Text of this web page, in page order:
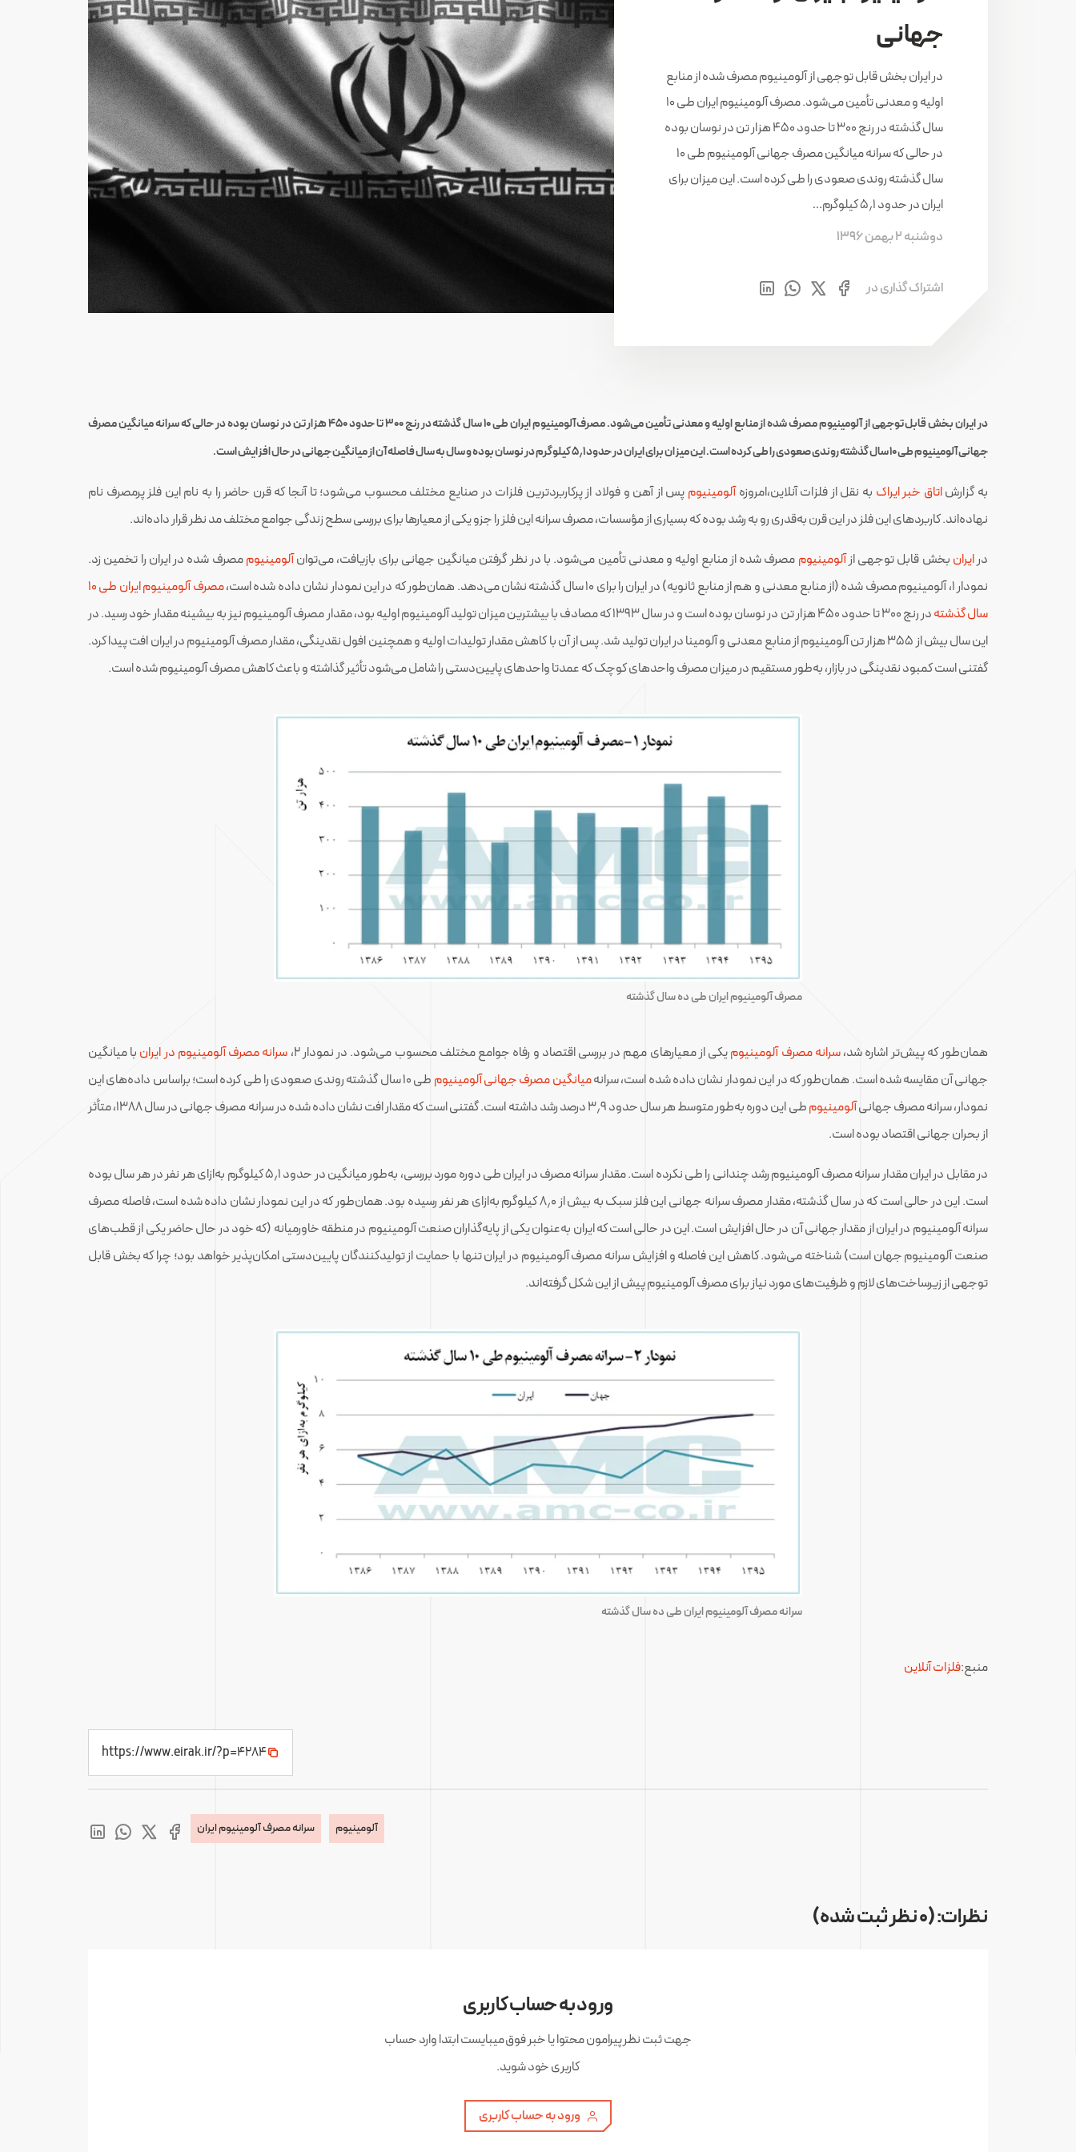
جهانی
در ایران بخش قابل توجهی از آلومینیوم مصرف شده از منابع
اولیه و معدنی تأمین می‌شود. مصرف آلومینیوم ایران طی ۱۰
سال گذشته در رنج ۳۰۰ تا حدود ۴۵۰ هزار تن در نوسان بوده
در حالی که سرانه میانگین مصرف جهانی آلومینیوم طی ۱۰
سال گذشته روندی صعودی را طی کرده است. این میزان برای
ایران در حدود ۵٫۱ کیلوگرم…
دوشنبه 2 بهمن 1396
اشتراک گذاری در
در ایران بخش قابل توجهی از آلومینیوم مصرف شده از منابع اولیه و معدنی تأمین می‌شود. مصرف آلومینیوم ایران طی ۱۰ سال گذشته در رنج ۳۰۰ تا حدود ۴۵۰ هزار تن در نوسان بوده در حالی که سرانه میانگین مصرف
جهانی آلومینیوم طی ۱۰ سال گذشته روندی صعودی را طی کرده است. این میزان برای ایران در حدود ۵٫۱ کیلوگرم در نوسان بوده و سال به سال فاصله آن از میانگین جهانی در حال افزایش است.
به گزارشاتاق خبر ایراک به نقل از فلزات آنلاین،امروزهآلومینیوم پس از آهن و فولاد از پرکاربردترین فلزات در صنایع مختلف محسوب می‌شود؛ تا آنجا که قرن حاضر را به نام این فلز پرمصرف نام
نهاده‌اند. کاربردهای این فلز در این قرن به‌قدری رو به رشد بوده که بسیاری از مؤسسات، مصرف سرانه این فلز را جزو یکی از معیارها برای بررسی سطح زندگی جوامع مختلف مد نظر قرار داده‌اند.
درایران بخش قابل توجهی ازآلومینیوم مصرف شده از منابع اولیه و معدنی تأمین می‌شود. با در نظر گرفتن میانگین جهانی برای بازیافت، می‌توانآلومینیوممصرف شده در ایران را تخمین زد.
نمودار ۱، آلومینیوم مصرف شده (از منابع معدنی و هم از منابع ثانویه) در ایران را برای ۱۰ سال گذشته نشان می‌دهد. همان‌طور که در این نمودار نشان داده شده است،
مصرف آلومینیوم ایران طی ۱۰
سال گذشته
در رنج ۳۰۰ تا حدود ۴۵۰ هزار تن در نوسان بوده است و در سال ۱۳۹۳ که مصادف با بیشترین میزان تولید آلومینیوم اولیه بود، مقدار مصرف آلومینیوم نیز به بیشینه مقدار خود رسید. در
این سال بیش از ۳۵۵ هزار تن آلومینیوم از منابع معدنی و آلومینا در ایران تولید شد. پس از آن با کاهش مقدار تولیدات اولیه و همچنین افول نقدینگی، مقدار مصرف آلومینیوم در ایران افت پیدا کرد.
گفتنی است کمبود نقدینگی در بازار، به‌طور مستقیم در میزان مصرف واحدهای کوچک که عمدتا واحدهای پایین‌دستی را شامل می‌شود تأثیر گذاشته و باعث کاهش مصرف آلومینیوم شده است.
مصرف آلومینیوم ایران طی ده سال گذشته
همان‌طور که پیش‌تر اشاره شد،سرانه مصرف آلومینیومیکی از معیارهای مهم در بررسی اقتصاد و رفاه جوامع مختلف محسوب می‌شود. در نمودار ۲، سرانه مصرف آلومینیوم در ایران با میانگین
جهانی آن مقایسه شده است. همان‌طور که در این نمودار نشان داده شده است، سرانهمیانگین مصرف جهانی آلومینیوم
طی ۱۰ سال گذشته روندی صعودی را طی کرده است؛ براساس داده‌های این
نمودار، سرانه مصرف جهانیآلومینیوم
طی این دوره به‌طور متوسط هر سال حدود ۳٫۹ درصد رشد داشته است. گفتنی است که مقدار افت نشان داده شده در سرانه مصرف جهانی در سال ۱۳۸۸، متأثر
از بحران جهانی اقتصاد بوده است.
در مقابل در ایران مقدار سرانه مصرف آلومینیوم رشد چندانی را طی نکرده است. مقدار سرانه مصرف در ایران طی دوره مورد بررسی، به‌طور میانگین در حدود ۵٫۱ کیلوگرم به‌ازای هر نفر در هر سال بوده
است. این در حالی است که در سال گذشته، مقدار مصرف سرانه جهانی این فلز سبک به بیش از ۸٫۰ کیلوگرم به‌ازای هر نفر رسیده بود. همان‌طور که در این نمودار نشان داده شده است، فاصله مصرف
سرانه آلومینیوم در ایران از مقدار جهانی آن در حال افزایش است. این در حالی است که ایران به‌عنوان یکی از پایه‌گذاران صنعت آلومینیوم در منطقه خاورمیانه (که خود در حال حاضر یکی از قطب‌های
صنعت آلومینیوم جهان است) شناخته می‌شود. کاهش این فاصله و افزایش سرانه مصرف آلومینیوم در ایران تنها با حمایت از تولیدکنندگان پایین‌دستی امکان‌پذیر خواهد بود؛ چرا که بخش قابل
توجهی از زیرساخت‌های لازم و ظرفیت‌های مورد نیاز برای مصرف آلومینیوم پیش از این شکل گرفته‌اند.
سرانه مصرف آلومینیوم ایران طی ده سال گذشته
منبع:فلزات آنلاین
https://www.eirak.ir/?p=4284
آلومینیوم سرانه مصرف آلومینیوم ایران
نظرات: (0 نظر ثبت شده)
ورود به حساب کاربری
جهت ثبت نظر پیرامون محتوا یا خبر فوق میبایست ابتدا وارد حساب
کاربری خود شوید.
ورود به حساب کاربری